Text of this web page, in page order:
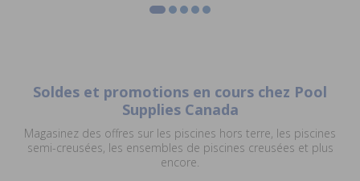
Soldes et promotions en cours chez Pool
Supplies Canada
Magasinez des offres sur les piscines hors terre, les piscines
semi-creusées, les ensembles de piscines creusées et plus
encore.